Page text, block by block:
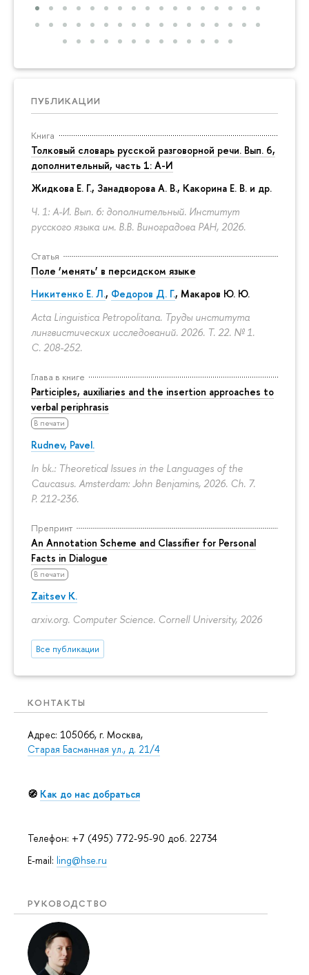
ПУБЛИКАЦИИ
Книга
Толковый словарь русской разговорной речи. Вып. 6,
дополнительный, часть 1: А-И
Жидкова Е. Г., Занадворова А. В., Какорина Е. В. и др.
Ч. 1: А-И. Вып. 6: дополнительный. Институт
русского языка им. В.В. Виноградова РАН, 2026.
Статья
Поле ‘менять’ в персидском языке
Никитенко Е. Л., Федоров Д. Г., Макаров Ю. Ю.
Acta Linguistica Petropolitana. Труды института
лингвистических исследований. 2026. Т. 22. № 1.
С. 208-252.
Глава в книге
Participles, auxiliaries and the insertion approaches to
verbal periphrasis
В печати
Rudnev, Pavel.
In bk.: Theoretical Issues in the Languages of the
Caucasus. Amsterdam: John Benjamins, 2026. Ch. 7.
P. 212-236.
Препринт
An Annotation Scheme and Classifier for Personal
Facts in Dialogue
В печати
Zaitsev K.
arxiv.org. Computer Science. Cornell University, 2026
Все публикации
КОНТАКТЫ
Адрес: 105066, г. Москва,
Старая Басманная ул., д. 21/4
🧭 Как до нас добраться
Телефон: +7 (495) 772-95-90 доб. 22734
E-mail: ling@hse.ru
РУКОВОДСТВО